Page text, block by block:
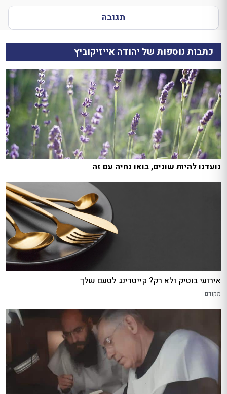
תגובה
כתבות נוספות של יהודה אייזיקוביץ
נועדנו להיות שונים, בואו נחיה עם זה
אירועי בוטיק ולא רק? קייטרינג לטעם שלך
מקודם